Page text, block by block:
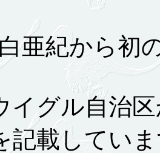
亜紀から
グル自治区
記載してい